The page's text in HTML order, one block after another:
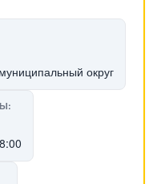
округ